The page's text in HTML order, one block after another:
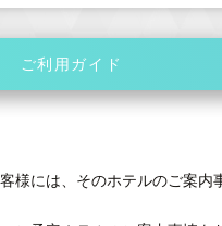
ご利用ガイド
には、そのホテルのご案内